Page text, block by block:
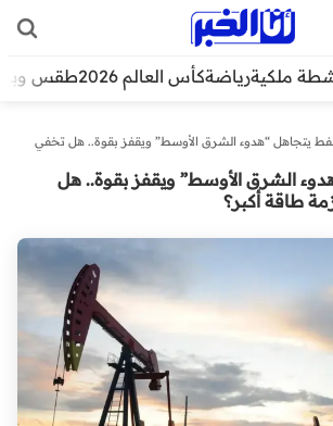
ملكيةرياضةكأس العالم 2026 طقس
يتجاهل “هدوء الشرق الأوسط” ويقفز بقوة.. هل تخفي
الشرق الأوسط” ويقفز بقوة.. هل
طاقة أكبر؟